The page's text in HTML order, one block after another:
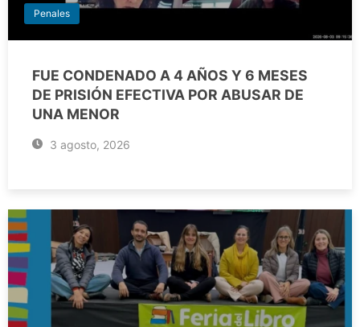
Penales
FUE CONDENADO A 4 AÑOS Y 6 MESES
DE PRISIÓN EFECTIVA POR ABUSAR DE
UNA MENOR
3 agosto, 2026